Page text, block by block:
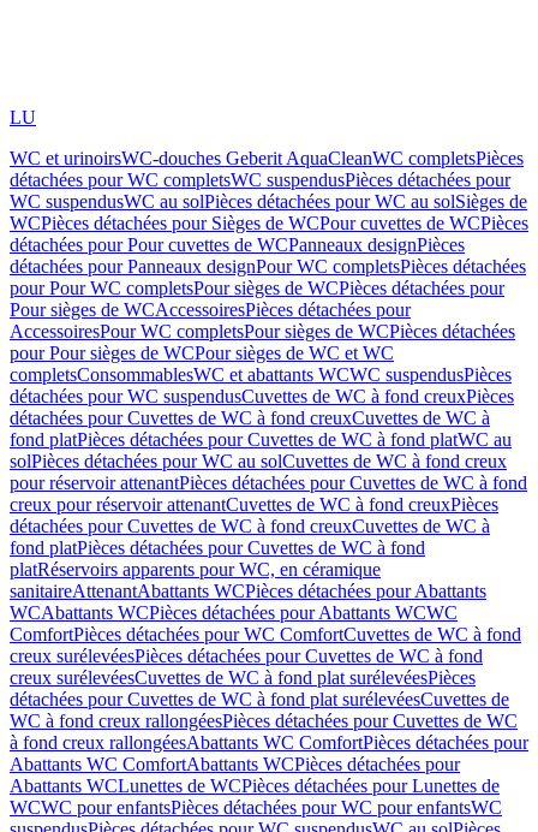
LU
WC et urinoirsWC-douches Geberit AquaCleanWC completsPièces
détachées pour WC completsWC suspendusPièces détachées pour
WC suspendusWC au solPièces détachées pour WC au solSièges de
WCPièces détachées pour Sièges de WCPour cuvettes de WCPièces
détachées pour Pour cuvettes de WCPanneaux designPièces
détachées pour Panneaux designPour WC completsPièces détachées
pour Pour WC completsPour sièges de WCPièces détachées pour
Pour sièges de WCAccessoiresPièces détachées pour
AccessoiresPour WC completsPour sièges de WCPièces détachées
pour Pour sièges de WCPour sièges de WC et WC
completsConsommablesWC et abattants WCWC suspendusPièces
détachées pour WC suspendusCuvettes de WC à fond creuxPièces
détachées pour Cuvettes de WC à fond creuxCuvettes de WC à
fond platPièces détachées pour Cuvettes de WC à fond platWC au
solPièces détachées pour WC au solCuvettes de WC à fond creux
pour réservoir attenantPièces détachées pour Cuvettes de WC à fond
creux pour réservoir attenantCuvettes de WC à fond creuxPièces
détachées pour Cuvettes de WC à fond creuxCuvettes de WC à
fond platPièces détachées pour Cuvettes de WC à fond
platRéservoirs apparents pour WC, en céramique
sanitaireAttenantAbattants WCPièces détachées pour Abattants
WCAbattants WCPièces détachées pour Abattants WCWC
ComfortPièces détachées pour WC ComfortCuvettes de WC à fond
creux surélevéesPièces détachées pour Cuvettes de WC à fond
creux surélevéesCuvettes de WC à fond plat surélevéesPièces
détachées pour Cuvettes de WC à fond plat surélevéesCuvettes de
WC à fond creux rallongéesPièces détachées pour Cuvettes de WC
à fond creux rallongéesAbattants WC ComfortPièces détachées pour
Abattants WC ComfortAbattants WCPièces détachées pour
Abattants WCLunettes de WCPièces détachées pour Lunettes de
WCWC pour enfantsPièces détachées pour WC pour enfantsWC